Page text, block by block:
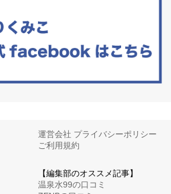
らす。&n...
運営会社 プライバシーポリシー
ご利用規約
【編集部のオススメ記事】
温泉水99の口コミ